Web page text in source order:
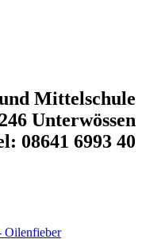
Mittelschule
Unterwössen
08641 6993 40
Oilenfieber